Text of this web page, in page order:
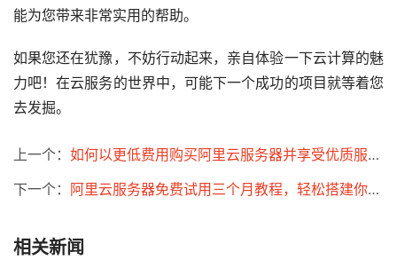
能为您带来非常实用的帮助。
如果您还在犹豫，不妨行动起来，亲自体验一下云计算的魅
力吧！在云服务的世界中，可能下一个成功的项目就等着您
去发掘。
上一个： 如何以更低费用购买阿里云服务器并享受优质服务的攻略
下一个： 阿里云服务器免费试用三个月教程，轻松搭建你的云服务器！
相关新闻